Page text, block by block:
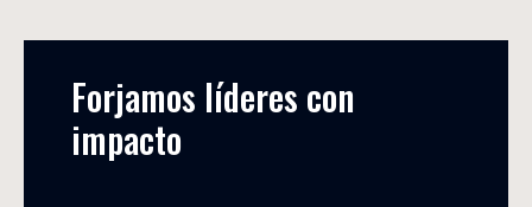
Forjamos líderes con
impacto